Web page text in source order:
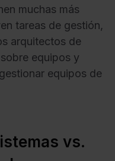
muchas más
tareas de gestión,
arquitectos de
equipos y
equipos de
vs.